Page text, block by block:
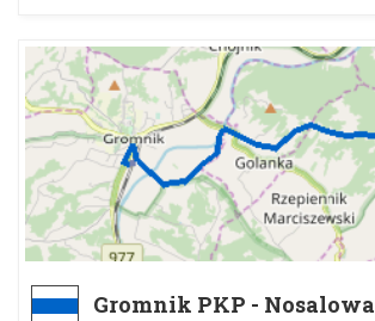
Gromnik PKP - Nosalowa